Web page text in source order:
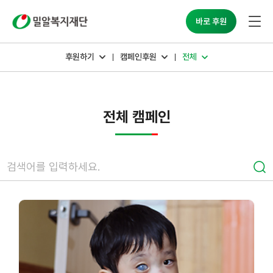
바로 후원
후원하기 캠페인후원 전체
전체 캠페인